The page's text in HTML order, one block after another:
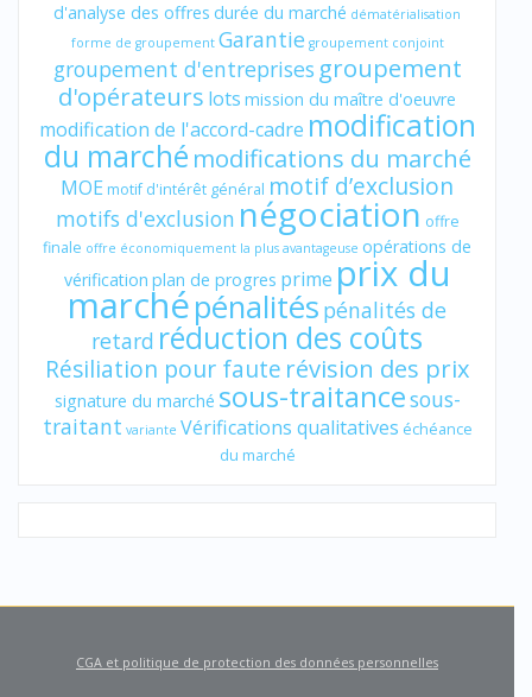
d'analyse des offres durée du marché dématérialisation
forme de groupement Garantie groupement conjoint
groupement d'entreprises groupement
d'opérateurs lots mission du maître d'oeuvre
modification de l'accord-cadre modification
du marché modifications du marché
MOE motif d'intérêt général motif d’exclusion
motifs d'exclusion négociation offre
finale offre économiquement la plus avantageuse opérations de
vérification plan de progres prime prix du
marchépénalités pénalités de
retard réduction des coûts
Résiliation pour faute révision des prix
signature du marché sous-traitancesous-
traitant variante Vérifications qualitatives échéance
du marché
CGA et politique de protection des données personnelles